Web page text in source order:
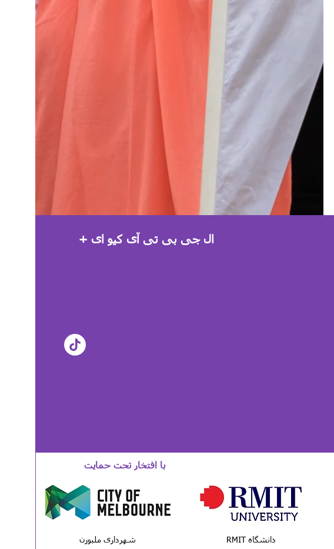
ال جی بی تی آی کیو ای +
با افتخار تحت حمایت
شهرداری ملبورن ‫دانشگاه RMIT